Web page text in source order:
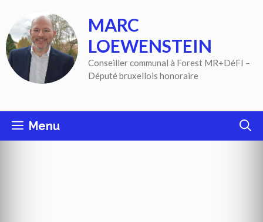
contenu
MARC
LOEWENSTEIN
Conseiller communal à Forest MR+DéFI –
Député bruxellois honoraire
Menu